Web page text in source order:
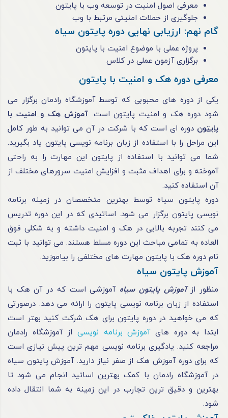
معرفی اصول امنیت در توسعه وب با پایتون
جلوگیری از حملات امنیتی مرتبط با وب
گام نهم: ارزیابی نهایی دوره پایتون سیاه
پروژه عملی با موضوع امنیت با پایتون
برگزاری آزمون عملی در کلاس
معرفی دوره هک و امنیت با پایتون
یکی از دوره‌ های محبوبی که توسط آموزشگاه رادمان برگزار می‌
شود دوره هک و امنیت پایتون است.آموزش هک و امنیت با
پایتون دوره‌ ای است که با شرکت در آن می‌ توانید به ‌طور کامل
این مراحل را با استفاده از زبان برنامه‌ نویسی پایتون یاد بگیرید.
شما می‌ توانید با استفاده از پایتون این مهارت را به‌ راحتی
آموخته و برای اهداف مثبت و افزایش امنیت سرورهای مختلف از
آن استفاده کنید.
دوره پایتون سیاه توسط بهترین متخصصان در زمینه برنامه‌
نویسی پایتون برگزار می‌ شود. اساتیدی که در این دوره تدریس
می‌ کنند تجربه بالایی در هک و امنیت داشته و به ‌شکلی فوق‌
العاده به‌ تمامی مباحث این دوره مسلط هستند. می‌ توانید با ثبت‌
نام دوره هک با پایتون مهارت های مختلفی را بیاموزید.
آموزش پایتون سیاه
منظور ازآموزش پایتون سیاه آموزشی است که در آن هک با
استفاده از زبان برنامه‌ نویسی پایتون را ارائه می دهد. در‌صورتی‌
که می‌ خواهید در دوره پایتون برای هک شرکت کنید بهتر است
ابتدا به دوره هایآموزش برنامه‌ نویسی از آموزشگاه رادمان
مراجعه کنید. یادگیری برنامه‌ نویسی مهم‌ ترین پیش‌ نیازی است
که برای دوره آموزش هک از صفر نیاز دارید. آموزش پایتون سیاه
در آموزشگاه رادمان با کمک بهترین اساتید انجام می‌ شود تا
بهترین و دقیق‌ ترین تجارب در این زمینه به شما انتقال داده
شود.